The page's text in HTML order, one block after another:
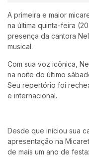
A primeira e maior
na última quinta-feira
presença da cantora
musical.
Com sua voz icônica,
na noite do último
Seu repertório foi
e internacional.
Desde que iniciou sua
apresentação na
de mais um ano de